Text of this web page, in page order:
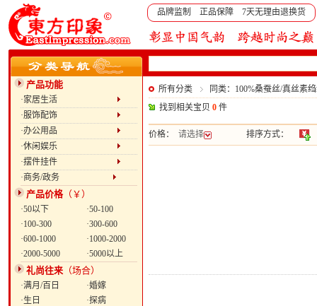
品牌监制 正品保障 7天无理由退换货
产品功能
·家居生活
·服饰配饰
·办公用品
·休闲娱乐
·摆件挂件
·商务/政务
产品价格（￥）
·50以下
·50-100
·100-300
·300-600
·600-1000
·1000-2000
·2000-5000
·5000以上
礼尚往来 （场合）
·满月/百日
·婚嫁
·生日
·探病
所有分类
同类：100%桑蚕丝/真丝素
找到相关宝贝 0 件
价格： 请选择 排序方式：